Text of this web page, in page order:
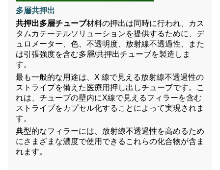
多層共押出
共押出多層チューブ材料の押出は同時に行われ、カス
タムカテーテルソリューションを提供するために、デ
ュロメーター、色、不透明度、放射線不透過性、また
は引張強度を含む多層/共押出チューブを製造しま
す。
最も一般的な用途は、X 線で見える放射線不透過性の
ストライプを備えた医療用​​押し出しチューブです。こ
れは、チューブの壁内にX線で見えるフィラーを含む
ストライプをカプセル化することによって実現されま
す。
典型的なフィラーには、放射線不透過性を高めるため
にさまざまな濃度で使用できるこれらの化合物が含ま
れます。